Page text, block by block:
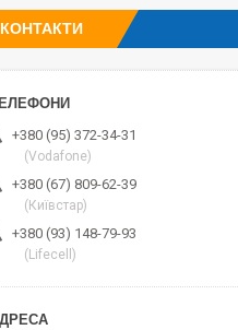
КОНТАКТИ
+380 (95) 372-34-31
(Vodafone)
+380 (67) 809-62-39
(Київстар)
+380 (93) 148-79-93
(Lifecell)